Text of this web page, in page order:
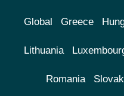
Global Greece
Lithuania
Romania